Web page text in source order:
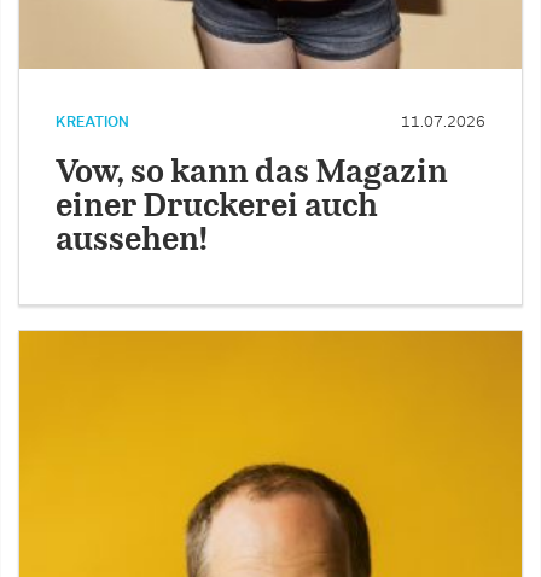
KREATION 11.07.2026
Vow, so kann das Magazin
einer Druckerei auch
aussehen!